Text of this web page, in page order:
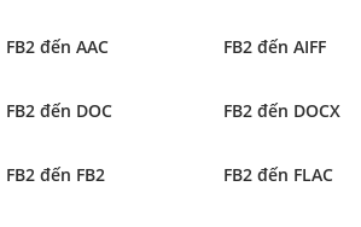
FB2 đến AAC FB2 đến AIFF
FB2 đến DOC FB2 đến DOCX
FB2 đến FB2 FB2 đến FLAC